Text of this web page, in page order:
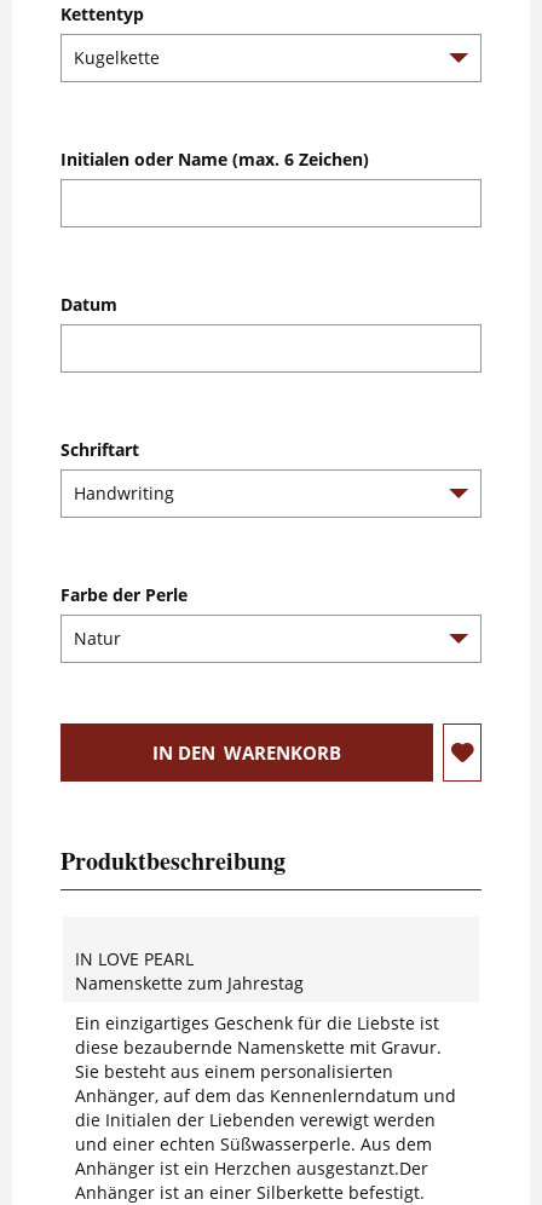
Kettentyp
Initialen oder Name (max. 6 Zeichen)
Datum
Schriftart
Farbe der Perle
IN DEN WARENKORB
Produktbeschreibung
IN LOVE PEARL
Namenskette zum Jahrestag
Ein einzigartiges Geschenk für die Liebste ist
diese bezaubernde Namenskette mit Gravur.
Sie besteht aus einem personalisierten
Anhänger, auf dem das Kennenlerndatum und
die Initialen der Liebenden verewigt werden
und einer echten Süßwasserperle. Aus dem
Anhänger ist ein Herzchen ausgestanzt.Der
Anhänger ist an einer Silberkette befestigt.